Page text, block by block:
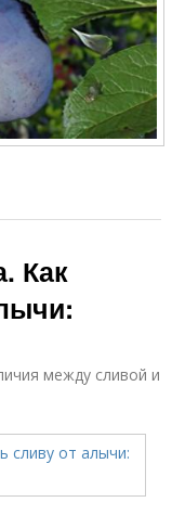
Как
между сливой и